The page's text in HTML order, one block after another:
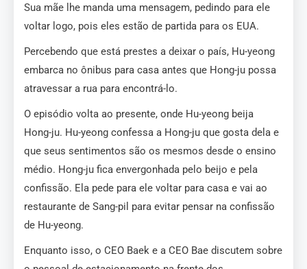
Sua mãe lhe manda uma mensagem, pedindo para ele
voltar logo, pois eles estão de partida para os EUA.
Percebendo que está prestes a deixar o país, Hu-yeong
embarca no ônibus para casa antes que Hong-ju possa
atravessar a rua para encontrá-lo.
O episódio volta ao presente, onde Hu-yeong beija
Hong-ju. Hu-yeong confessa a Hong-ju que gosta dela e
que seus sentimentos são os mesmos desde o ensino
médio. Hong-ju fica envergonhada pelo beijo e pela
confissão. Ela pede para ele voltar para casa e vai ao
restaurante de Sang-pil para evitar pensar na confissão
de Hu-yeong.
Enquanto isso, o CEO Baek e a CEO Bae discutem sobre